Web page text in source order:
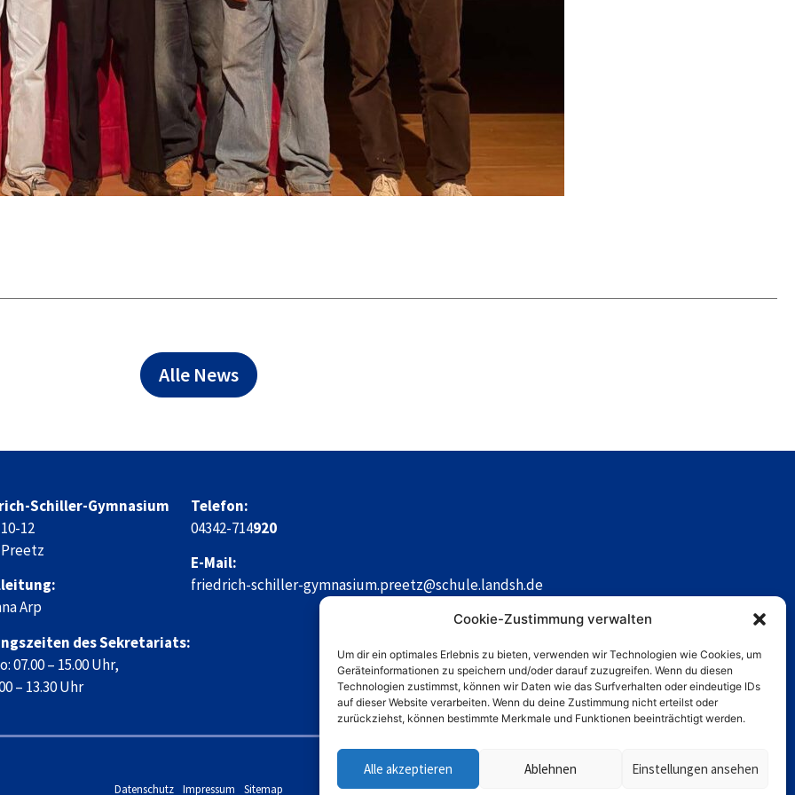
Cookie-Zustimmung verwalten
Um dir ein optimales Erlebnis zu bieten, verwenden wir Technologien wie Cookies, um
Geräteinformationen zu speichern und/oder darauf zuzugreifen. Wenn du diesen
Technologien zustimmst, können wir Daten wie das Surfverhalten oder eindeutige IDs
auf dieser Website verarbeiten. Wenn du deine Zustimmung nicht erteilst oder
zurückziehst, können bestimmte Merkmale und Funktionen beeinträchtigt werden.
Alle akzeptieren Ablehnen Einstellungen ansehen
Alle News
Schiller-Gymnasium
12
Preetz
Arp
des Sekretariats:
07.00 – 15.00 Uhr,
– 13.30 Uhr
Telefon:
04342-714920
E-Mail:
friedrich-schiller-gymnasium.preetz@schule.landsh.de
Datenschutz Impressum Sitemap